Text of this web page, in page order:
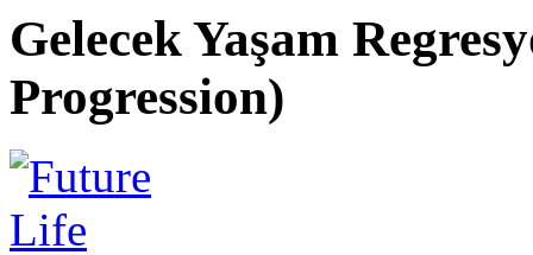
Gelecek Yaşam
Progression)